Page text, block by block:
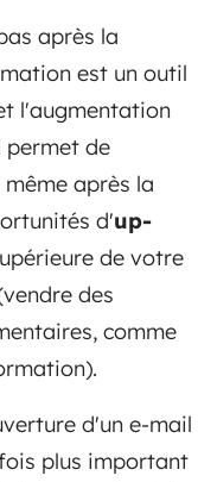
après la
est un outil
l'augmentation
permet de
après la
d'up-
de votre
des
comme
d'un e-mail
plus important